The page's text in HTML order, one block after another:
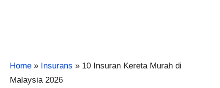
Home » Insurans » 10 Insuran Kereta Murah di
Malaysia 2026